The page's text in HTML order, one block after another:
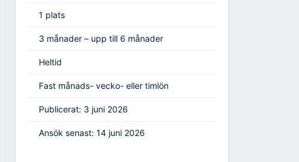
1 plats
3 månader – upp till 6 månader
Heltid
Fast månads- vecko- eller timlön
Publicerat: 3 juni 2026
Ansök senast: 14 juni 2026